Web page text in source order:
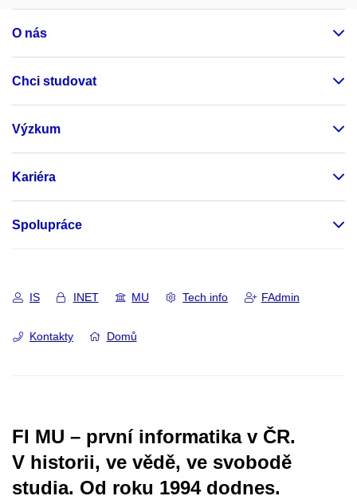
O nás
Chci studovat
Výzkum
Kariéra
Spolupráce
IS INET MU Tech info FAdmin
Kontakty Domů
FI MU – první informatika v ČR.
V historii, ve vědě, ve svobodě
studia. Od roku 1994 dodnes.